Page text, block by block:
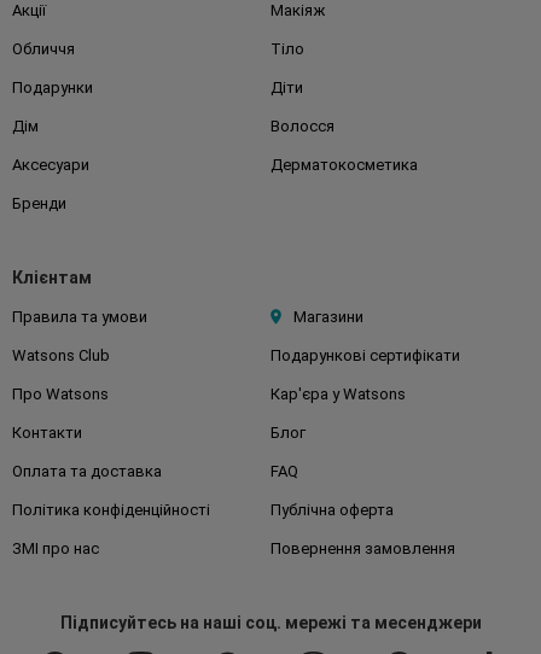
Акції Макіяж
Обличчя Тіло
Подарунки Діти
Дім Волосся
Аксесуари Дерматокосметика
Бренди
Клієнтам
Правила та умови Магазини
Watsons Club Подарункові сертифікати
Про Watsons Кар'єра у Watsons
Контакти Блог
Оплата та доставка FAQ
Політика конфіденційності Публічна оферта
ЗМІ про нас Повернення замовлення
Підписуйтесьна наші соц. мережі та месенджери